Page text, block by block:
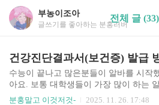
부농이조아
글쓰기를 좋아하는 분홍러버
전체 글 (33)
수능이 끝나고 많은분들이 알바를 시작
아요. 보통 대학생들이 가장 많이 하는
알바인데요.카페 알바 면접을 보게 되면 '
분홍말고 이것저것- 2025. 11. 26. 17:48